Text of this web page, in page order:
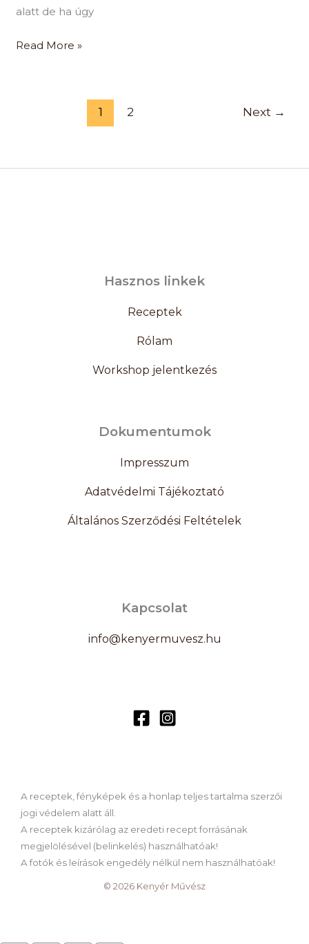
alatt de ha úgy
Read More »
1 2 Next →
Hasznos linkek
Receptek
Rólam
Workshop jelentkezés
Dokumentumok
Impresszum
Adatvédelmi Tájékoztató
Általános Szerződési Feltételek
Kapcsolat
info@kenyermuvesz.hu
A receptek, fényképek és a honlap teljes tartalma szerzői
jogi védelem alatt áll.
A receptek kizárólag az eredeti recept forrásának
megjelölésével (belinkelés) használhatóak!
A fotók és leírások engedély nélkül nem használhatóak!
© 2026 Kenyér Művész